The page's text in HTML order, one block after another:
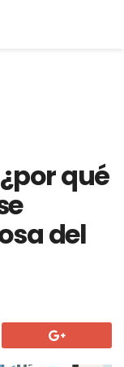
qué
del